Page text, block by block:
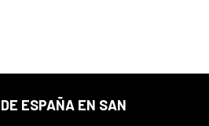
ESPAÑA EN SAN